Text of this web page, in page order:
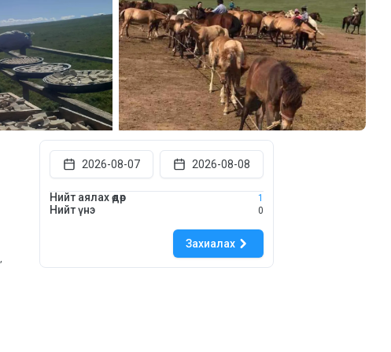
2026-08-07 2026-08-08
Нийт аялах өдөр 1
Нийт үнэ 0
Захиалах